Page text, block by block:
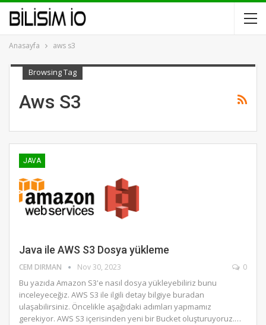
Anasayfa aws s3
Browsing Tag
Aws S3
JAVA
Java ile AWS S3 Dosya yükleme
CEM DIRMAN Nov 30, 2023 0
Bu yazıda Amazon S3'e nasıl dosya yükleyebiliriz bunu
inceleyeceğiz. AWS S3 ile ilgili detay bilgiye buradan
ulaşabilirsiniz. Öncelikle aşağıdaki adımları yapmamız
gerekiyor. AWS S3 içerisinden yeni bir Bucket oluşturuyoruz.…